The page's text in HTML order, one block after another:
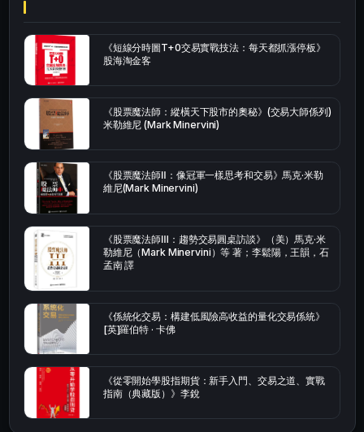
《短線分時圖T+0交易實戰技法：每天都抓漲停板》
股海淘金客
《股票魔法師：縱橫天下股市的奧秘》(交易大師係列)
米勒維尼 (Mark Minervini)
《股票魔法師Ⅱ：像冠軍一樣思考和交易》馬克·米勒
維尼(Mark Minervini)
《股票魔法師Ⅲ：趨勢交易圓桌訪談》（美）馬克·米
勒維尼（Mark Minervini）等 著；李鬆陽，王韻，石
孟南 譯
《係統化交易：構建低風險高收益的量化交易係統》
[英]羅伯特 · 卡佛
《從零開始學股指期貨：新手入門、交易之道、實戰
指南（典藏版）》李銳